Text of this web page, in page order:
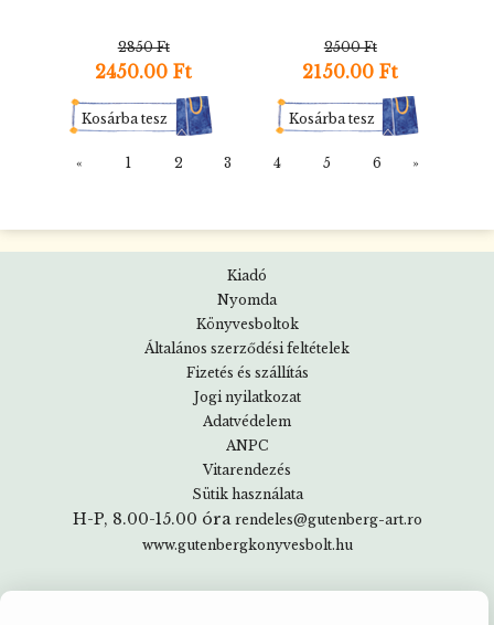
2850 Ft
2450.00 Ft
Kosárba tesz
2500 Ft
2150.00 Ft
Kosárba tesz
« 1 2 3 4 5 6 »
Kiadó
Nyomda
Könyvesboltok
Általános szerződési feltételek
Fizetés és szállítás
Jogi nyilatkozat
Adatvédelem
ANPC
Vitarendezés
Sütik használata
H-P, 8.00-15.00 óra rendeles@gutenberg-art.ro
www.gutenbergkonyvesbolt.hu